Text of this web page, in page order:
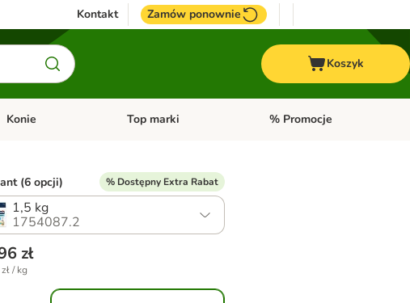
Kontakt Zamów ponownie
Koszyk
Otwórz menu kategorii: Ptaki
Konie Otwórz menu kategorii: Konie
Top marki Otwórz menu kategorii: Top
% Promocje
(6 opcji) % Dostępny Extra Rabat
1,5 kg
1754087.2
zł
/ kg